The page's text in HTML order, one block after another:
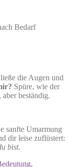
Bedarf
die Augen und
Spüre, wie der
beständig.
sanfte Umarmung
dir leise zuflüstert:
bist.